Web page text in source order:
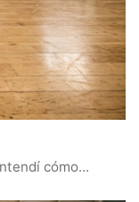
cómo...